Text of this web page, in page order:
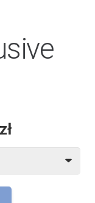
zł